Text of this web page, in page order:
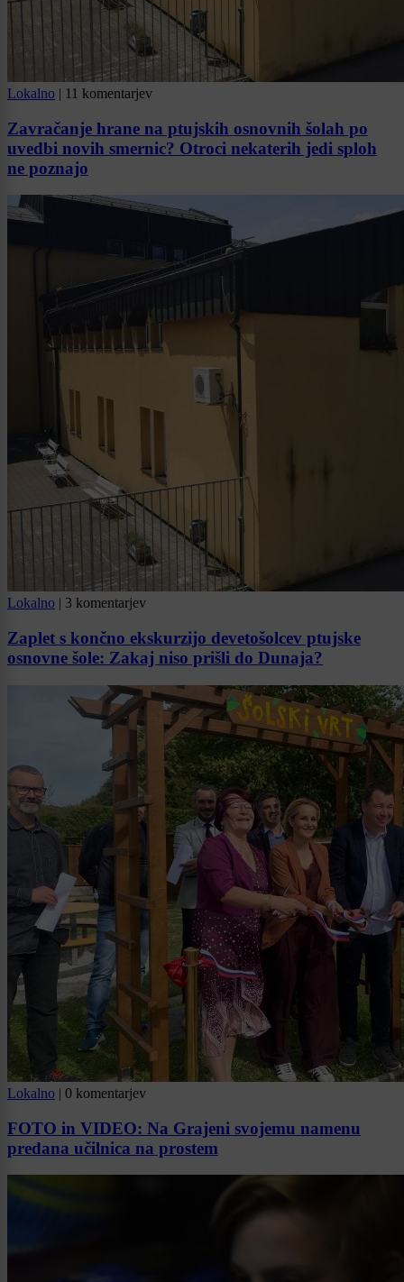
Lokalno | 11 komentarjev
Zavračanje hrane na ptujskih osnovnih šolah po
uvedbi novih smernic? Otroci nekaterih jedi sploh
ne poznajo
Lokalno | 3 komentarjev
Zaplet s končno ekskurzijo devetošolcev ptujske
osnovne šole: Zakaj niso prišli do Dunaja?
Lokalno | 0 komentarjev
FOTO in VIDEO: Na Grajeni svojemu namenu
predana učilnica na prostem